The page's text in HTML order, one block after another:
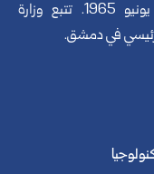
تأسست في 24 يونيو 1965. تتبع وزارة
في دمشق.